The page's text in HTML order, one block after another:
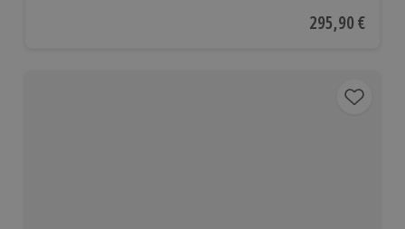
Aktueller Preis
295,90 €